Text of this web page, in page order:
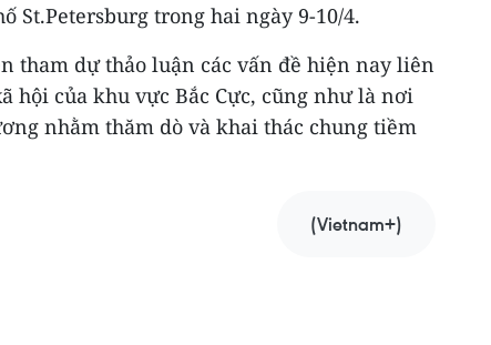
St.Petersburg trong hai ngày 9-10/4.
tham dự thảo luận các vấn đề hiện nay liên
hội của khu vực Bắc Cực, cũng như là nơi
nhằm thăm dò và khai thác chung tiềm
(Vietnam+)